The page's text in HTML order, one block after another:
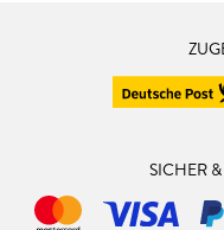
SICHER